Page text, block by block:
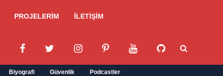
PROJELERİM İLETİŞİM
Biyografi Güvenlik Podcastler